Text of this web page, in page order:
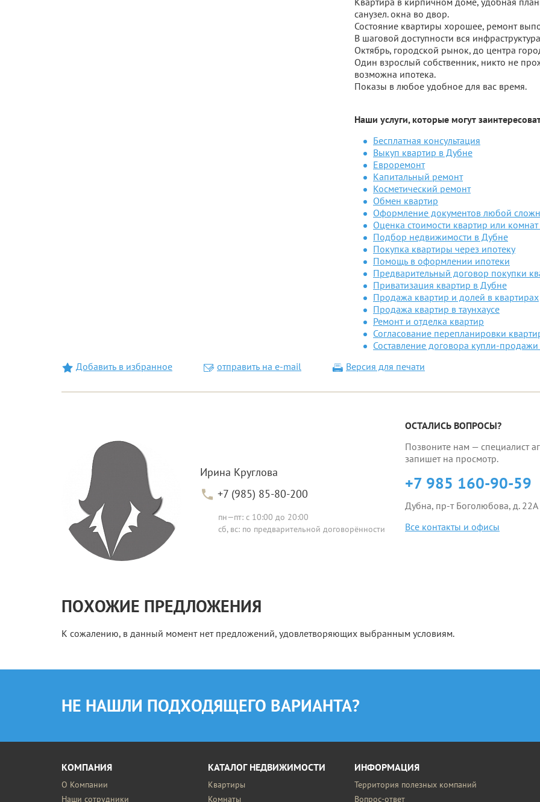
санузел. окна во двор.
Состояние квартиры хорошее, ремонт
В шаговой доступности вся
Октябрь, городской рынок, до центра
Один взрослый собственник, никто не
возможна ипотека.
Показы в любое удобное для вас время.
Наши услуги, которые могут
Бесплатная консультация
Выкуп квартир в Дубне
Евроремонт
Капитальный ремонт
Косметический ремонт
Обмен квартир
Оформление документов любой
Оценка стоимости квартир или
Подбор недвижимости в Дубне
Покупка квартиры через ипотеку
Помощь в оформлении ипотеки
Предварительный договор покупки
Приватизация квартир в Дубне
Продажа квартир и долей в квартирах
Продажа квартир в таунхаусе
Ремонт и отделка квартир
Согласование перепланировки
Составление договора купли-
Добавить в избранное
отправить на e-mail Версия для печати
Ирина Круглова
+7 (985) 85-80-200
пн—пт: с 10:00 до 20:00
сб, вс: по предварительной договорённости
ОСТАЛИСЬ ВОПРОСЫ?
Позвоните нам — специалист
запишет на просмотр.
+7 985 160-90-59
Дубна, пр-т Боголюбова, д. 22А
Все контакты и офисы
ПОХОЖИЕ ПРЕДЛОЖЕНИЯ
К сожалению, в данный момент нет предложений, удовлетворяющих выбранным условиям.
НЕ НАШЛИ ПОДХОДЯЩЕГО ВАРИАНТА?
КОМПАНИЯ
О Компании
Наши сотрудники
КАТАЛОГ НЕДВИЖИМОСТИ
Квартиры
Комнаты
ИНФОРМАЦИЯ
Территория полезных компаний
Вопрос-ответ